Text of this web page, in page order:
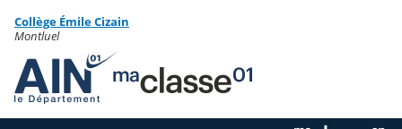
Menu de la rubrique
Contenu
Collège Émile Cizain
Montluel